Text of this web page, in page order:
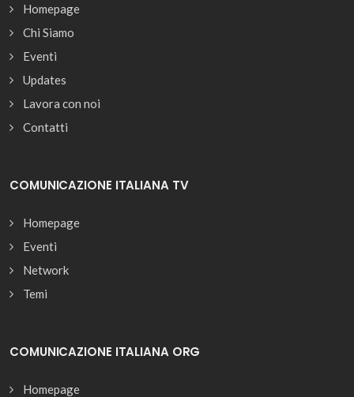
Homepage
Chi Siamo
Eventi
Updates
Lavora con noi
Contatti
COMUNICAZIONE ITALIANA TV
Homepage
Eventi
Network
Temi
COMUNICAZIONE ITALIANA ORG
Homepage